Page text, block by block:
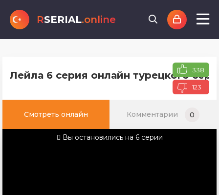
RSERIAL.online
Лейла 6 серия онлайн турецкого 338
123
Смотреть онлайн Комментарии 0
Вы остановились на 6 серии